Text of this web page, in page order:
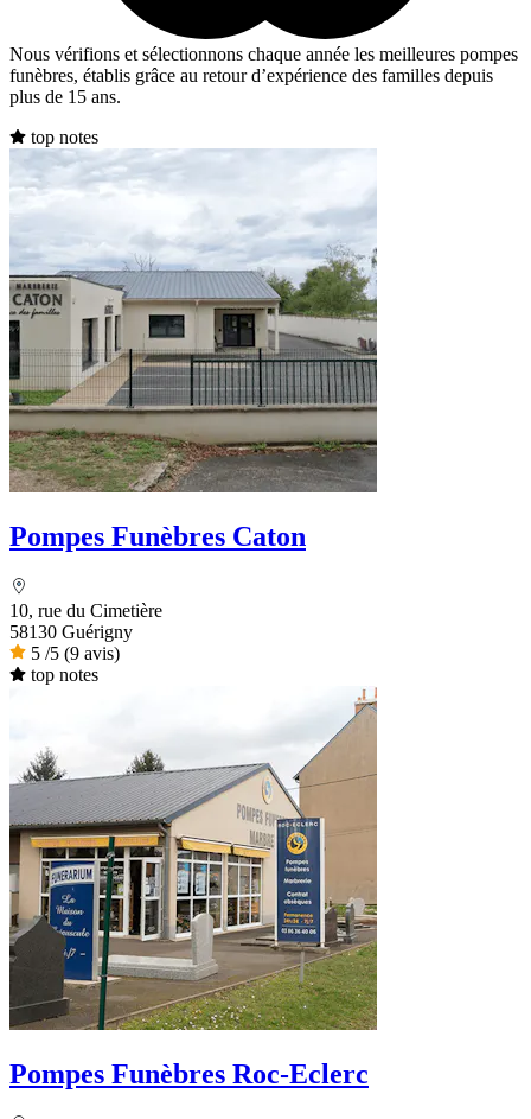
Nous vérifions et sélectionnons chaque année les meilleures pompes
funèbres, établis grâce au retour d’expérience des familles depuis
plus de 15 ans.
top notes
Pompes Funèbres Caton
10, rue du Cimetière
58130 Guérigny
5 /5 (9 avis)
top notes
Pompes Funèbres Roc-Eclerc